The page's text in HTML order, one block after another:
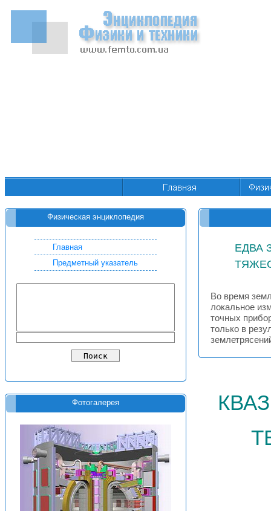
Физическая энциклопедия
Главная
Предметный указатель
Фотогалерея
ЕДВА
Во время
локальное
точных
только в